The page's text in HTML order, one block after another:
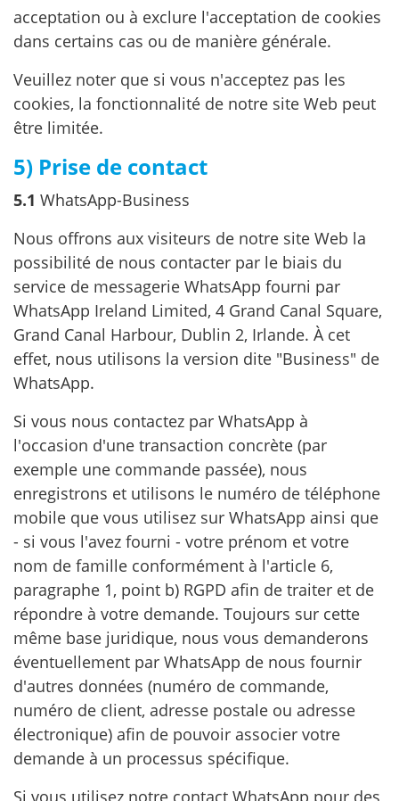
acceptation ou à exclure l'acceptation de cookies
dans certains cas ou de manière générale.
Veuillez noter que si vous n'acceptez pas les
cookies, la fonctionnalité de notre site Web peut
être limitée.
5) Prise de contact
5.1 WhatsApp-Business
Nous offrons aux visiteurs de notre site Web la
possibilité de nous contacter par le biais du
service de messagerie WhatsApp fourni par
WhatsApp Ireland Limited, 4 Grand Canal Square,
Grand Canal Harbour, Dublin 2, Irlande. À cet
effet, nous utilisons la version dite "Business" de
WhatsApp.
Si vous nous contactez par WhatsApp à
l'occasion d'une transaction concrète (par
exemple une commande passée), nous
enregistrons et utilisons le numéro de téléphone
mobile que vous utilisez sur WhatsApp ainsi que
- si vous l'avez fourni - votre prénom et votre
nom de famille conformément à l'article 6,
paragraphe 1, point b) RGPD afin de traiter et de
répondre à votre demande. Toujours sur cette
même base juridique, nous vous demanderons
éventuellement par WhatsApp de nous fournir
d'autres données (numéro de commande,
numéro de client, adresse postale ou adresse
électronique) afin de pouvoir associer votre
demande à un processus spécifique.
Si vous utilisez notre contact WhatsApp pour des